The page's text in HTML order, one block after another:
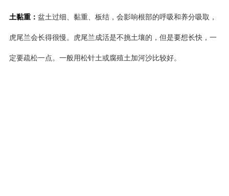
土黏重： 盆土过细、黏重、板结，会影响根部的呼吸和养分吸取，
虎尾兰会长得很慢。虎尾兰成活是不挑土壤的，但是要想长快，一
定要疏松一点。一般用松针土或腐殖土加河沙比较好。